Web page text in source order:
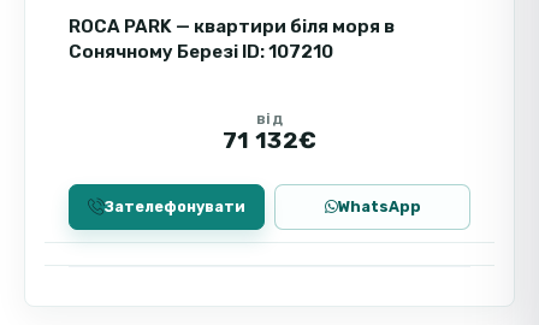
ROCA PARK — квартири біля моря в
Сонячному Березі ID: 107210
від
71 132€
Зателефонувати WhatsApp